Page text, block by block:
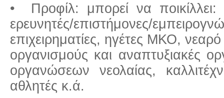
• Προφίλ: μπορεί να ποικίλλει:
ερευνητές/επιστήμονες/
επιχειρηματίες, ηγέτες ΜΚΟ,
οργανισμούς και αναπτυξιακές
οργανώσεων νεολαίας,
αθλητές κ.ά.